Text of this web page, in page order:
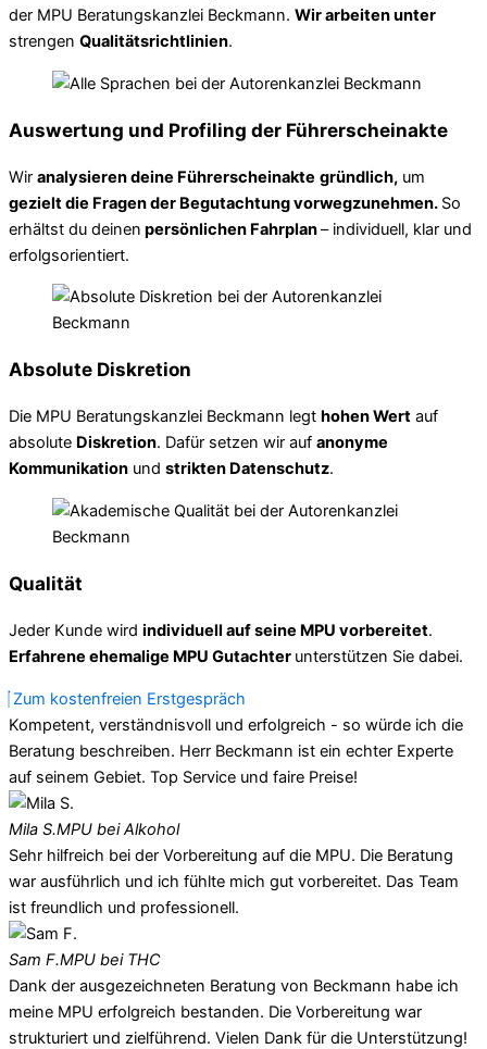
der MPU Beratungskanzlei Beckmann. Wir arbeiten unter
strengen Qualitätsrichtlinien.
Auswertung und Profiling der Führerscheinakte
Wir analysieren deine Führerscheinakte gründlich, um
gezielt die Fragen der Begutachtung vorwegzunehmen. So
erhältst du deinen persönlichen Fahrplan– individuell, klar und
erfolgsorientiert.
Absolute Diskretion
Die MPU Beratungskanzlei Beckmann legt hohen Wert auf
absolute Diskretion. Dafür setzen wir auf anonyme
Kommunikation und strikten Datenschutz.
Qualität
Jeder Kunde wird individuell auf seine MPU vorbereitet.
Erfahrene ehemalige MPU Gutachter unterstützen Sie dabei.
Zum kostenfreien Erstgespräch
Kompetent, verständnisvoll und erfolgreich - so würde ich die
Beratung beschreiben. Herr Beckmann ist ein echter Experte
auf seinem Gebiet. Top Service und faire Preise!
Mila S.MPU bei Alkohol
Sehr hilfreich bei der Vorbereitung auf die MPU. Die Beratung
war ausführlich und ich fühlte mich gut vorbereitet. Das Team
ist freundlich und professionell.
Sam F.MPU bei THC
Dank der ausgezeichneten Beratung von Beckmann habe ich
meine MPU erfolgreich bestanden. Die Vorbereitung war
strukturiert und zielführend. Vielen Dank für die Unterstützung!